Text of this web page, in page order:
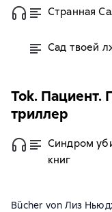
Странная
Сад твоей
Tok. Пациент.
триллер
Синдром
книг
Bücher von Лиз